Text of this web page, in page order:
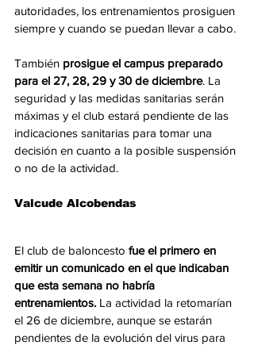
autoridades, los entrenamientos prosiguen
siempre y cuando se puedan llevar a cabo.
También prosigue el campus preparado
para el 27, 28, 29 y 30 de diciembre. La
seguridad y las medidas sanitarias serán
máximas y el club estará pendiente de las
indicaciones sanitarias para tomar una
decisión en cuanto a la posible suspensión
o no de la actividad.
Valcude Alcobendas
El club de baloncesto fue el primero en
emitir un comunicado en el que indicaban
que esta semana no habría
entrenamientos. La actividad la retomarían
el 26 de diciembre, aunque se estarán
pendientes de la evolución del virus para